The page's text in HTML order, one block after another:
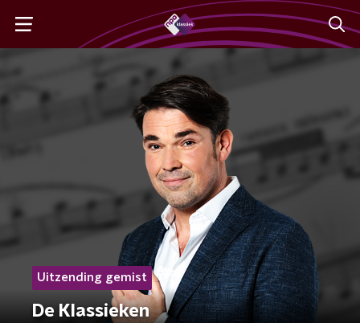
Uitzending gemist
De Klassieken